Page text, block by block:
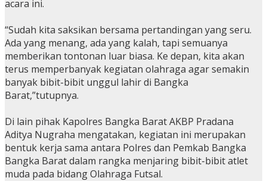
acara ini.
“Sudah kita saksikan bersama pertandingan yang seru.
Ada yang menang, ada yang kalah, tapi semuanya
memberikan tontonan luar biasa. Ke depan, kita akan
terus memperbanyak kegiatan olahraga agar semakin
banyak bibit-bibit unggul lahir di Bangka
Barat,”tutupnya.
Di lain pihak Kapolres Bangka Barat AKBP Pradana
Aditya Nugraha mengatakan, kegiatan ini merupakan
bentuk kerja sama antara Polres dan Pemkab Bangka
Bangka Barat dalam rangka menjaring bibit-bibit atlet
muda pada bidang Olahraga Futsal.